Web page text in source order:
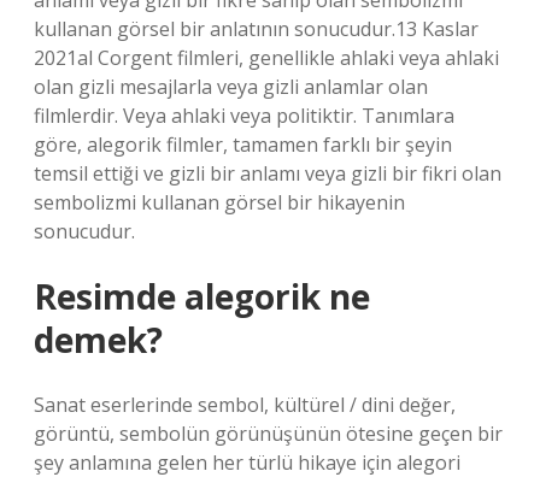
kullanan görsel bir anlatının sonucudur.13 Kaslar
2021al Corgent filmleri, genellikle ahlaki veya ahlaki
olan gizli mesajlarla veya gizli anlamlar olan
filmlerdir. Veya ahlaki veya politiktir. Tanımlara
göre, alegorik filmler, tamamen farklı bir şeyin
temsil ettiği ve gizli bir anlamı veya gizli bir fikri olan
sembolizmi kullanan görsel bir hikayenin
sonucudur.
Resimde alegorik ne
demek?
Sanat eserlerinde sembol, kültürel / dini değer,
görüntü, sembolün görünüşünün ötesine geçen bir
şey anlamına gelen her türlü hikaye için alegori